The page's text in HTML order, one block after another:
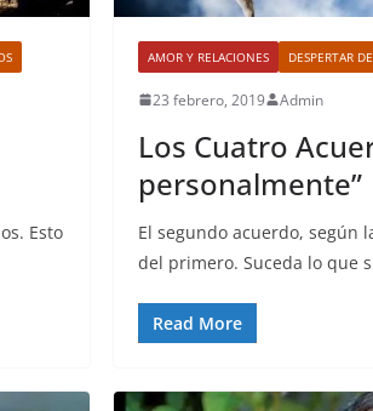
Esto
AMOR Y RELACIONES DESPERTAR
23 febrero, 2019 Admin
Los Cuatro
personalmente”
El segundo acuerdo, según
del primero. Suceda lo que
Read More